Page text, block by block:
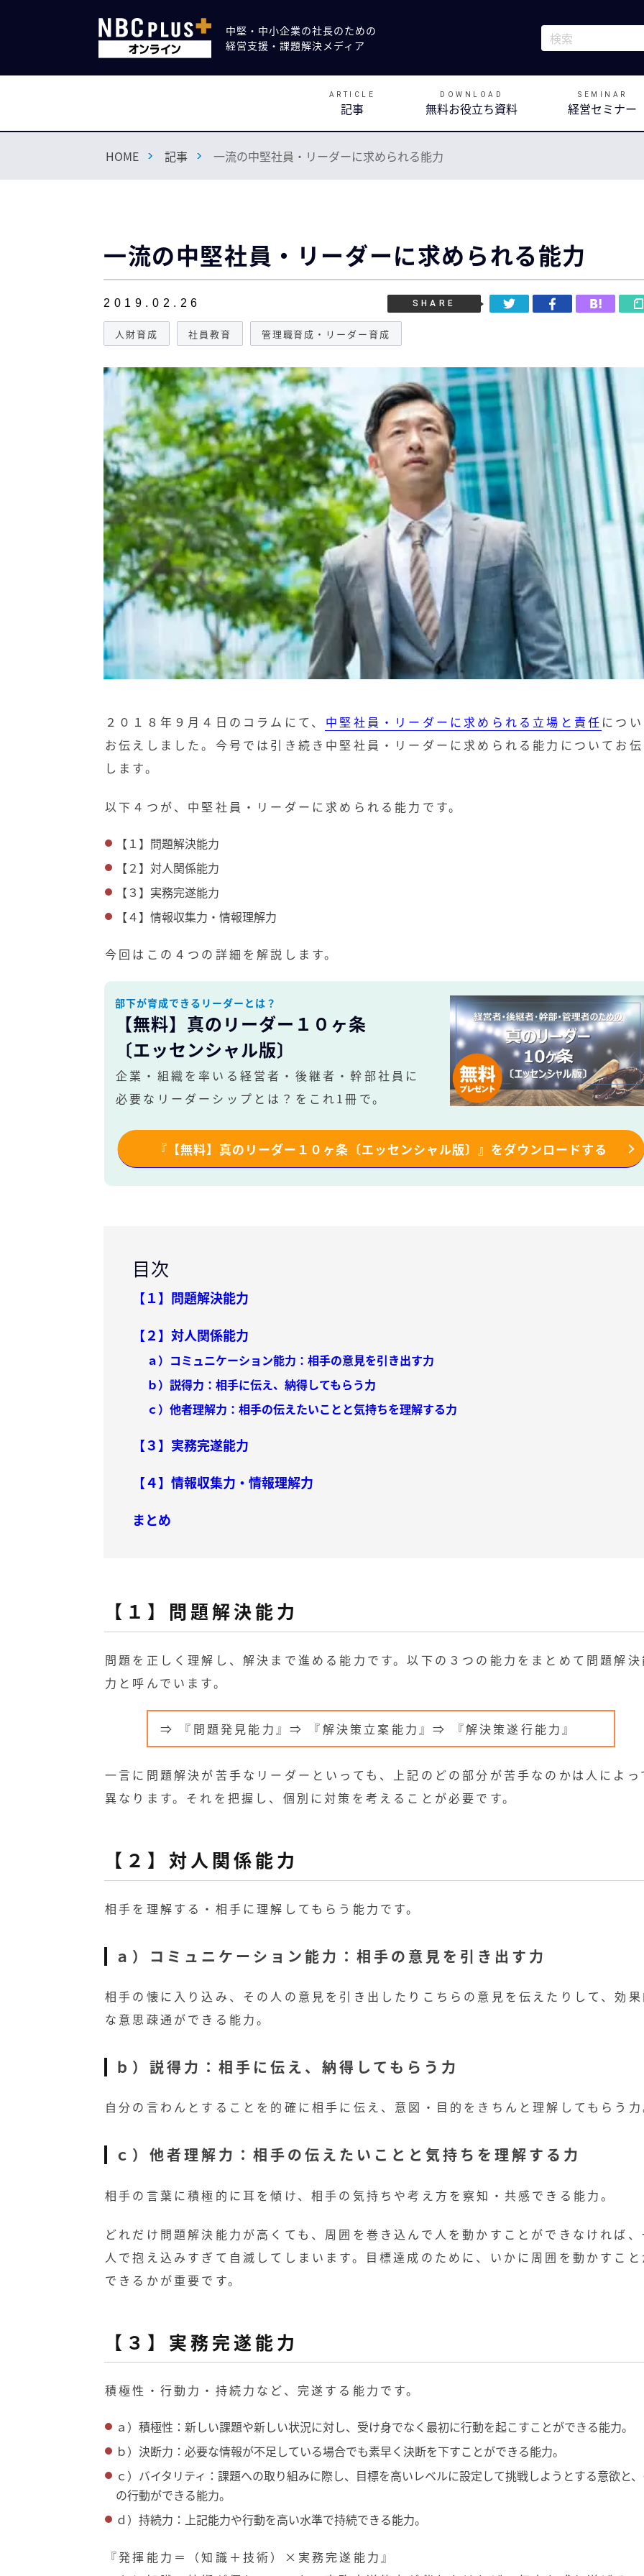
中堅・中小企業の社長のための
経営支援・課題解決メディア
これは、自動候
検索フィールドが
ARTICLE
記事
DOWNLOAD
無料お役立ち資料
SEMINAR
経営セミナー
HOME 記事 一流の中堅社員・リーダーに求められる能力
一流の中堅社員・リーダーに求められる能力
2019.02.26
人財育成 社員教育 管理職育成・リーダー育成
SHARE
２０１８年９月４日のコラムにて、 中堅社員・リーダーに求められる立場と責任 につ
お伝えしました。今号では引き続き中堅社員・リーダーに求められる能力についてお
します。
以下４つが、中堅社員・リーダーに求められる能力です。
【１】問題解決能力
【２】対人関係能力
【３】実務完遂能力
【４】情報収集力・情報理解力
今回はこの４つの詳細を解説します。
部下が育成できるリーダーとは？
【無料】真のリーダー１０ヶ条
〔エッセンシャル版〕
企業・組織を率いる経営者・後継者・幹部社員に
必要なリーダーシップとは？をこれ1冊で。
『【無料】真のリーダー１０ヶ条〔エッセンシャル版〕』をダウンロードする
目次
【１】問題解決能力
【２】対人関係能力
ａ）コミュニケーション能力：相手の意見を引き出す力
ｂ）説得力：相手に伝え、納得してもらう力
ｃ）他者理解力：相手の伝えたいことと気持ちを理解する力
【３】実務完遂能力
【４】情報収集力・情報理解力
まとめ
【１】問題解決能力
問題を正しく理解し、解決まで進める能力です。以下の３つの能力をまとめて問題解
力と呼んでいます。
⇒ 『問題発見能力』⇒ 『解決策立案能力』⇒ 『解決策遂行能力』
一言に問題解決が苦手なリーダーといっても、上記のどの部分が苦手なのかは人によっ
異なります。それを把握し、個別に対策を考えることが必要です。
【２】対人関係能力
相手を理解する・相手に理解してもらう能力です。
ａ）コミュニケーション能力：相手の意見を引き出す力
相手の懐に入り込み、その人の意見を引き出したりこちらの意見を伝えたりして、効
な意思疎通ができる能力。
ｂ）説得力：相手に伝え、納得してもらう力
自分の言わんとすることを的確に相手に伝え、意図・目的をきちんと理解してもらう
ｃ）他者理解力：相手の伝えたいことと気持ちを理解する力
相手の言葉に積極的に耳を傾け、相手の気持ちや考え方を察知・共感できる能力。
どれだけ問題解決能力が高くても、周囲を巻き込んで人を動かすことができなければ
人で抱え込みすぎて自滅してしまいます。目標達成のために、いかに周囲を動かすこ
できるかが重要です。
【３】実務完遂能力
積極性・行動力・持続力など、完遂する能力です。
ａ）積極性：新しい課題や新しい状況に対し、受け身でなく最初に行動を起こすことができる能力。
ｂ）決断力：必要な情報が不足している場合でも素早く決断を下すことができる能力。
ｃ）バイタリティ：課題への取り組みに際し、目標を高いレベルに設定して挑戦しようとする意欲と
の行動ができる能力。
ｄ）持続力：上記能力や行動を高い水準で持続できる能力。
『発揮能力＝（知識＋技術）×実務完遂能力』